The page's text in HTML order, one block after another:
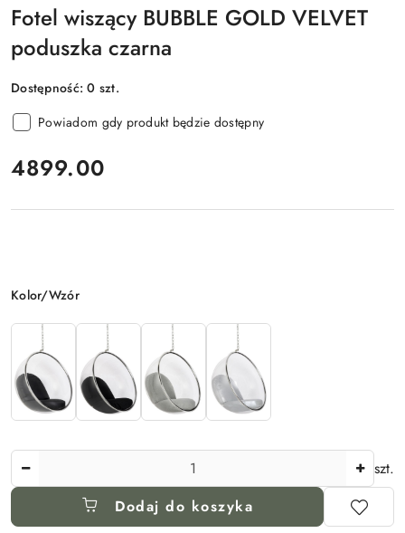
Fotel wiszący BUBBLE GOLD VELVET
poduszka czarna
Dostępność:0 szt.
Powiadom gdy produkt będzie dostępny
cena:
4899.00
Wariant
Kolor/Wzór
szt.
Dodaj do koszyka